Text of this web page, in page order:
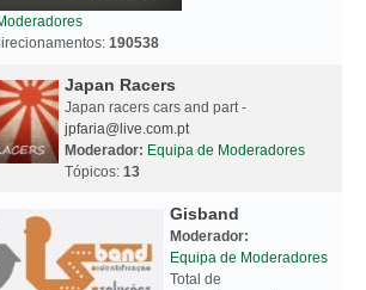
190538
Japan Racers
Japan racers cars and part -
jpfaria@live.com.pt
Moderador: Equipa de Moderadores
Tópicos: 13
Gisband
Moderador:
Equipa de Moderadores
Total de